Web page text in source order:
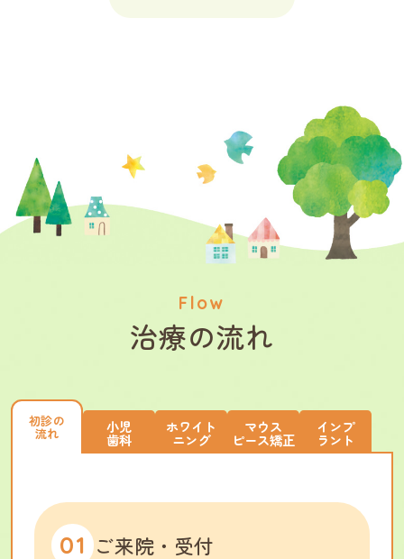
Flow
治療の流れ
初診の
流れ
01 ご来院・受付
小児
歯科
ホワイト
ニング
マウス
ピース矯正
インプ
ラント